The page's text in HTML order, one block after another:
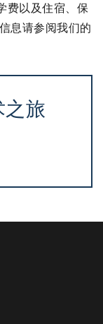
费以及住宿、保
息请参阅我们的
之旅